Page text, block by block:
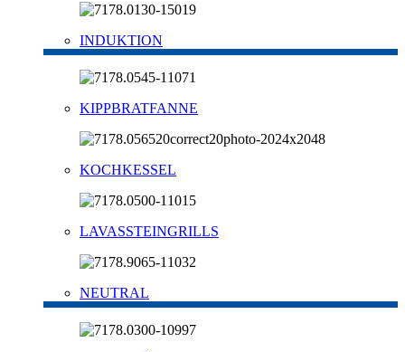
INDUKTION
KIPPBRATFANNE
KOCHKESSEL
LAVASSTEINGRILLS
NEUTRAL